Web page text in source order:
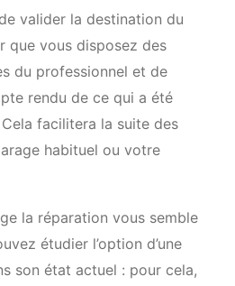
valider la destination du
que vous disposez des
du professionnel et de
rendu de ce qui a été
facilitera la suite des
habituel ou votre
la réparation vous semble
étudier l’option d’une
son état actuel : pour cela,